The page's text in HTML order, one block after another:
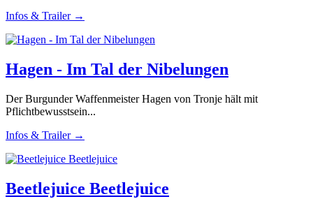
Infos & Trailer →
Hagen - Im Tal der Nibelungen
Der Burgunder Waffenmeister Hagen von Tronje hält mit
Pflichtbewusstsein...
Infos & Trailer →
Beetlejuice Beetlejuice